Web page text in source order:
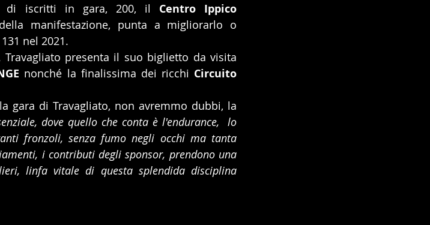
di iscritti in gara, 200, il Centro Ippico
manifestazione, punta a migliorarlo o
nel 2021.
presenta il suo biglietto da visita
nonché la finalissima dei ricchi Circuito
gara di Travagliato, non avremmo dubbi, la
dove quello che conta è l'endurance,  lo
fronzoli, senza fumo negli occhi ma tanta
i contributi degli sponsor, prendono una
linfa vitale di questa splendida disciplina